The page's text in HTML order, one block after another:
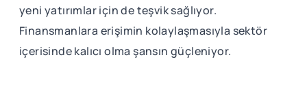
yeni yatırımlar için de teşvik sağlıyor.
Finansmanlara erişimin kolaylaşmasıyla sektör
içerisinde kalıcı olma şansın güçleniyor.